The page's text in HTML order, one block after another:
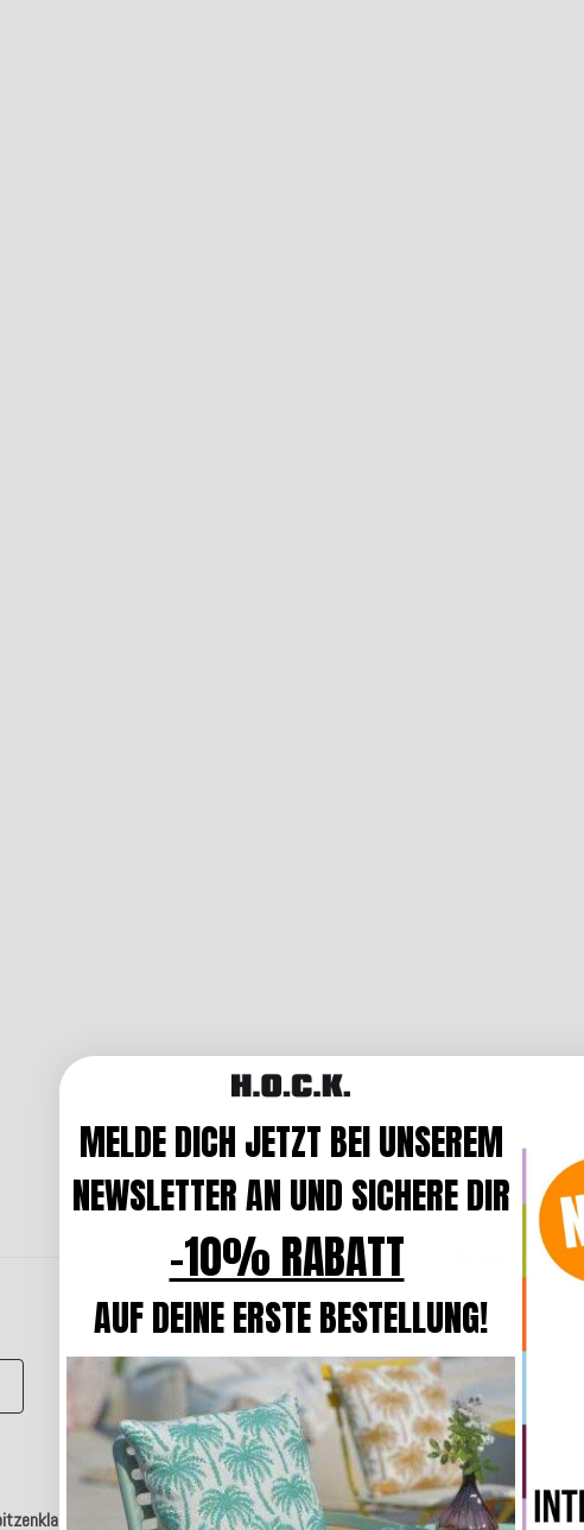
!
MELDE DICH JETZT BEI UNSEREM
NEWSLETTER AN UND SICHERE DIR
-10% RABATT
AUF DEINE ERSTE BESTELLUNG!